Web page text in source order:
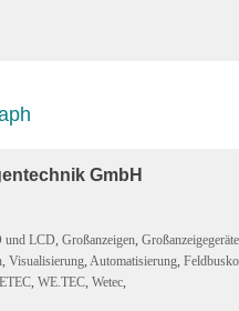
GmbH
und LCD, Großanzeigen, Großanzeigegeräte
, Visualisierung, Automatisierung,
, WE.TEC, Wetec,